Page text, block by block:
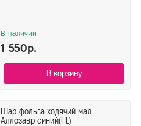
В наличии
1 550р.
В корзину
Шар фольга ходячий мал
Аллозавр синий(FL)